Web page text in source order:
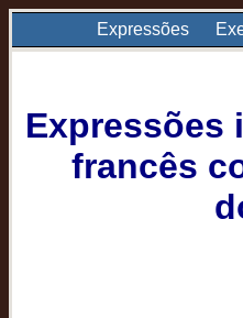
Expressões
Expressões
francês